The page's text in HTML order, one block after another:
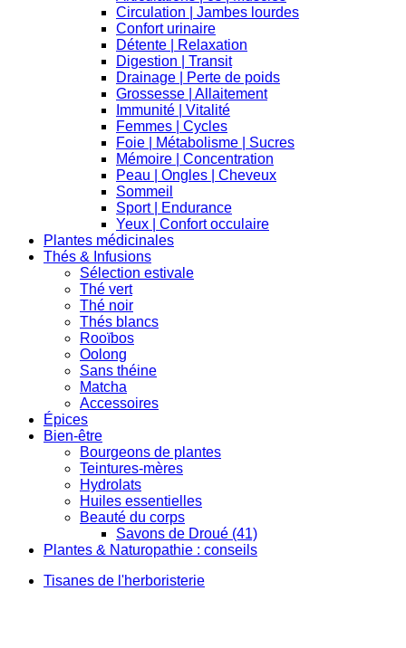
Circulation | Jambes lourdes
Confort urinaire
Détente | Relaxation
Digestion | Transit
Drainage | Perte de poids
Grossesse | Allaitement
Immunité | Vitalité
Femmes | Cycles
Foie | Métabolisme | Sucres
Mémoire | Concentration
Peau | Ongles | Cheveux
Sommeil
Sport | Endurance
Yeux | Confort occulaire
Plantes médicinales
Thés & Infusions
Sélection estivale
Thé vert
Thé noir
Thés blancs
Rooïbos
Oolong
Sans théine
Matcha
Accessoires
Épices
Bien-être
Bourgeons de plantes
Teintures-mères
Hydrolats
Huiles essentielles
Beauté du corps
Savons de Droué (41)
Plantes & Naturopathie : conseils
Tisanes de l'herboristerie